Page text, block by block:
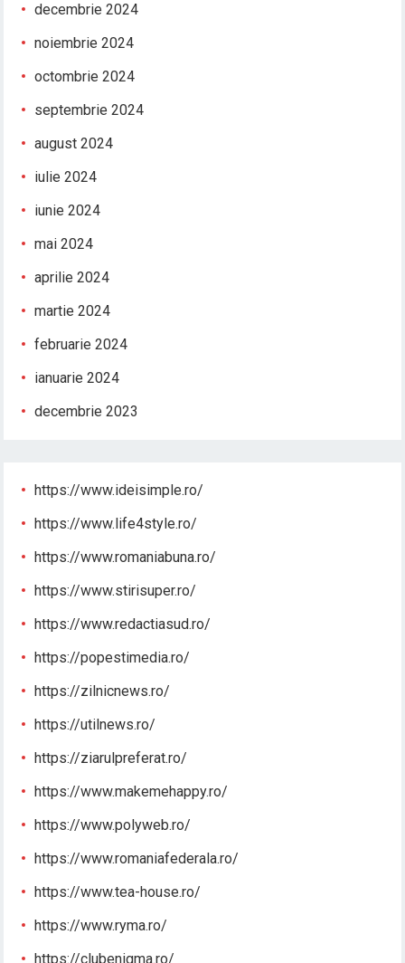
decembrie 2024
noiembrie 2024
octombrie 2024
septembrie 2024
august 2024
iulie 2024
iunie 2024
mai 2024
aprilie 2024
martie 2024
februarie 2024
ianuarie 2024
decembrie 2023
https://www.ideisimple.ro/
https://www.life4style.ro/
https://www.romaniabuna.ro/
https://www.stirisuper.ro/
https://www.redactiasud.ro/
https://popestimedia.ro/
https://zilnicnews.ro/
https://utilnews.ro/
https://ziarulpreferat.ro/
https://www.makemehappy.ro/
https://www.polyweb.ro/
https://www.romaniafederala.ro/
https://www.tea-house.ro/
https://www.ryma.ro/
https://clubenigma.ro/